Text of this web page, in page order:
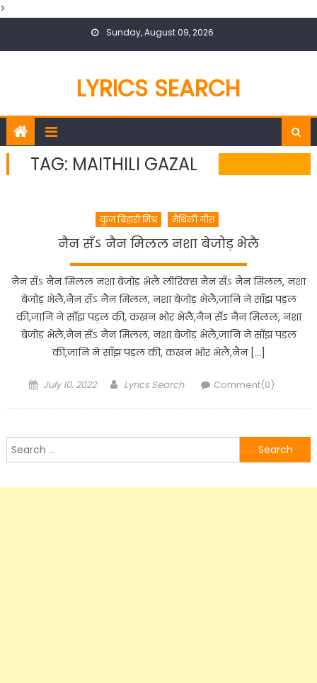
>
Sunday, August 09, 2026
LYRICS SEARCH
TAG: MAITHILI GAZAL
कुंज बिहारी मिश्र मैथिली गीत
नैन सँऽ नैन मिलल नशा बेजोड़ भेलै
नैन सँऽ नैन मिलल नशा बेजोड़ भेलै लीरिक्स नैन सँऽ नैन मिलल, नशा
बेजोड़ भेलै,नैन सँऽ नैन मिलल, नशा बेजोड़ भेलै,जानि ने साँझ पड़ल
की,जानि ने साँझ पड़ल की, कखन भोर भेलै,नैन सँऽ नैन मिलल, नशा
बेजोड़ भेलै,नैन सँऽ नैन मिलल, नशा बेजोड़ भेलै,जानि ने साँझ पड़ल
की,जानि ने साँझ पड़ल की, कखन भोर भेलै,नैन […]
Posted
July 10, 2022 Author
Lyrics Search Comment(0)
Search
for: